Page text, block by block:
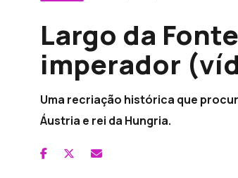
Largo da
imperador
Uma recriação histórica que
Áustria e rei da Hungria.